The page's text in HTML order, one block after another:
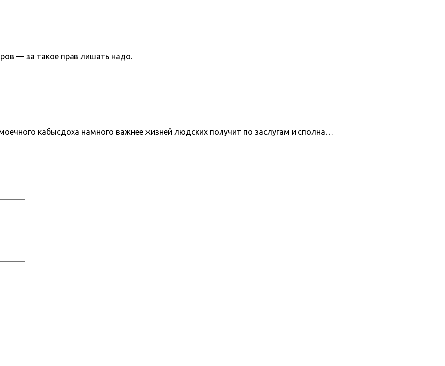
— за такое прав лишать надо.
кабысдоха намного важнее жизней людских получит по заслугам и сполна…